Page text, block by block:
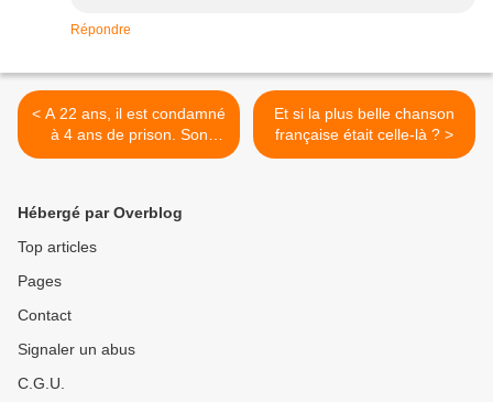
Répondre
< A 22 ans, il est condamné
à 4 ans de prison. Son
crime: il blogue !
Et si la plus belle chanson
française était celle-là ? >
Hébergé par Overblog
Top articles
Pages
Contact
Signaler un abus
C.G.U.